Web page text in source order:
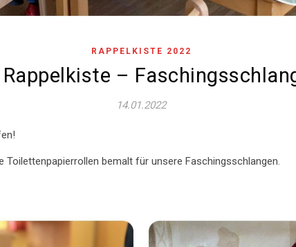
RAPPELKISTE 2022
Rappelkiste –
14.01.2022
Toilettenpapierrollen bemalt für unsere Faschingsschlangen.